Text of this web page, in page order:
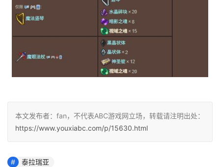
本文发布者：fan，不代表ABC游戏网立场，转载请注明出处：
https://www.youxiabc.com/p/15630.html
泰拉瑞亚